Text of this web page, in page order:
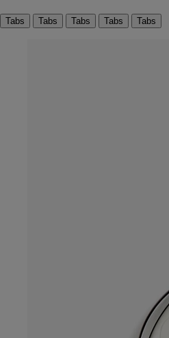
Tabs Tabs Tabs Tabs Tabs